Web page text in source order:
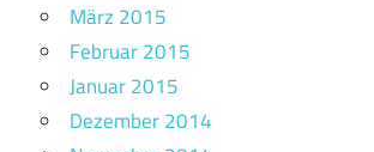
März 2015
Februar 2015
Januar 2015
Dezember 2014